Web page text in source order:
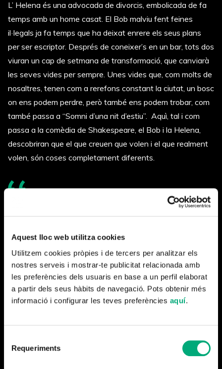
Aquest lloc web utilitza cookies
Utilitzem cookies pròpies i de tercers per analitzar els
nostres serveis i mostrar-te publicitat relacionada amb
les preferències dels usuaris en base a un perfil elaborat
a partir dels seus hàbits de navegació. Pots obtenir més
informació i configurar les teves preferències aquí.
Requeriments
L’ Helena és una advocada de divorcis, embolicada de fa
temps amb un home casat. El Bob malviu fent feines
il·legals ja fa temps que ha deixat enrere els seus plans
per ser escriptor. Després de coneixer’s en un bar, tots dos
viuran un cap de setmana de transformació, que canviarà
les seves vides per sempre. Unes vides que, com molts de
nosaltres, tenen com a rerefons constant la ciutat, un bosc
on ens podem perdre, però també ens podem trobar, com
també passa a “Somni d’una nit d’estiu”. Aquì, tal i com
passa a la comèdia de Shakespeare, el Bob i la Helena,
descobriran que el que creuen que volen i el que realment
volen, són coses completament diferents.
Dramaturg: DAVID GREIG / Compositor i lletrista:
GORDON McINTYRE / Direcció: DAVID SELVAS /
Traducció: CRISTINA GENEBAT / Intèrprets: IVAN
MASSAGUÉ i MARTA BAYARRI / Músics: AURORA
BAUZÀ i PERE JOU (TelemannRec.) / Escenografia:
MARIA ARMENGOL / Caracterització: PAULA AYUSO /
telemannRec. / Fotografia: LANDER LARRAÑAGA /